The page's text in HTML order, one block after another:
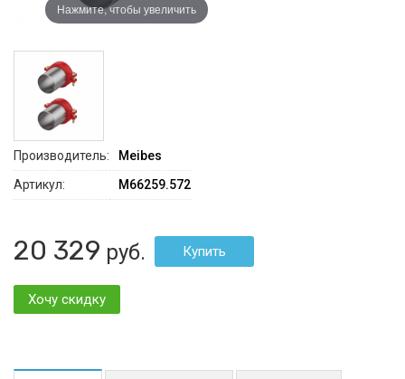
Нажмите, чтобы увеличить
Производитель:
Meibes
Артикул:
M66259.572
20 329 руб.
Хочу скидку